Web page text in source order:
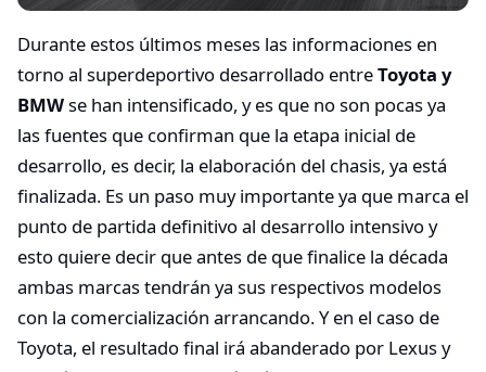
Durante estos últimos meses las informaciones en
torno al superdeportivo desarrollado entreToyota y
BMWse han intensificado, y es que no son pocas ya
las fuentes que confirman que la etapa inicial de
desarrollo, es decir, la elaboración del chasis, ya está
finalizada. Es un paso muy importante ya que marca el
punto de partida definitivo al desarrollo intensivo y
esto quiere decir que antes de que finalice la década
ambas marcas tendrán ya sus respectivos modelos
con la comercialización arrancando. Y en el caso de
Toyota, el resultado final irá abanderado por Lexus y